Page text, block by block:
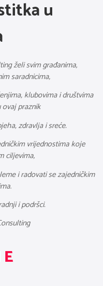
u
želi svim građanima,
saradnicima,
klubovima i društvima
praznik
zdravlja i sreće.
vrijednostima koje
ciljevima,
i radovati se zajedničkim
i podršci.